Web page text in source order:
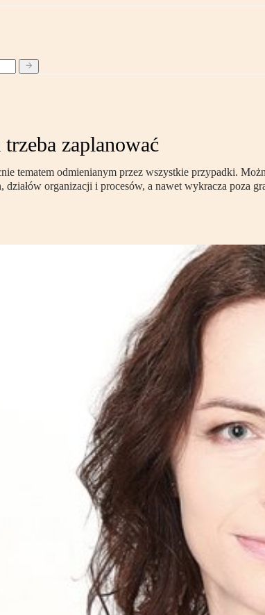
zaplanować
tematem odmienianym przez wszystkie przypadki.
organizacji i procesów, a nawet wykracza poza